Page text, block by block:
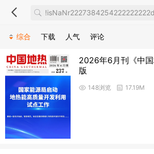
综合 下载 人气 评论
2026年6月刊《中
版
148浏览 17.19M